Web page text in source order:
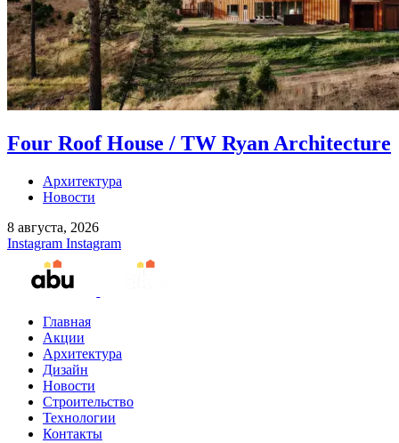
Four Roof House / TW Ryan Architecture
Архитектура
Новости
8 августа, 2026
Instagram Instagram
Главная
Акции
Архитектура
Дизайн
Новости
Строительство
Технологии
Контакты